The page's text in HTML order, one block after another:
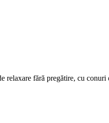
fără pregătire, cu conuri